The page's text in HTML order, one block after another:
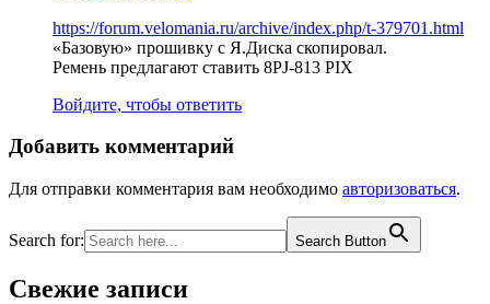
https://forum.velomania.ru/archive/index.php/t-379701.html
«Базовую» прошивку с Я.Диска скопировал.
Ремень предлагают ставить 8PJ-813 PIX
Войдите, чтобы ответить
Добавить комментарий
Для отправки комментария вам необходимо авторизоваться.
Search for: Search Button
Свежие записи